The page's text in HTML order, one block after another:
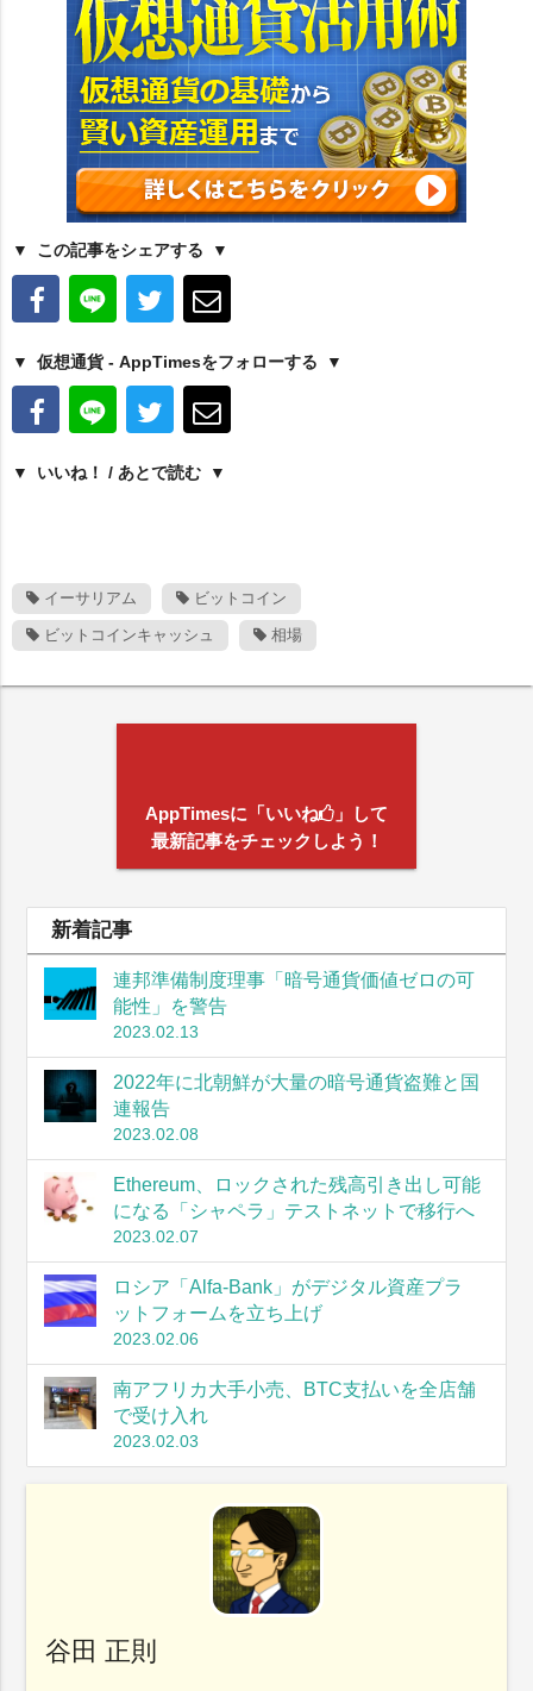
この記事をシェアする
仮想通貨 - AppTimesをフォローする
いいね！ / あとで読む
イーサリアム ビットコイン
ビットコインキャッシュ 相場
AppTimesに「いいね
」して
最新記事をチェックしよう！
新着記事
連邦準備制度理事「暗号通貨価値ゼロの可
能性」を警告
2023.02.13
2022年に北朝鮮が大量の暗号通貨盗難と国
連報告
2023.02.08
Ethereum、ロックされた残高引き出し可能
になる「シャペラ」テストネットで移行へ
2023.02.07
ロシア「Alfa-Bank」がデジタル資産プラ
ットフォームを立ち上げ
2023.02.06
南アフリカ大手小売、BTC支払いを全店舗
で受け入れ
2023.02.03
谷田 正則